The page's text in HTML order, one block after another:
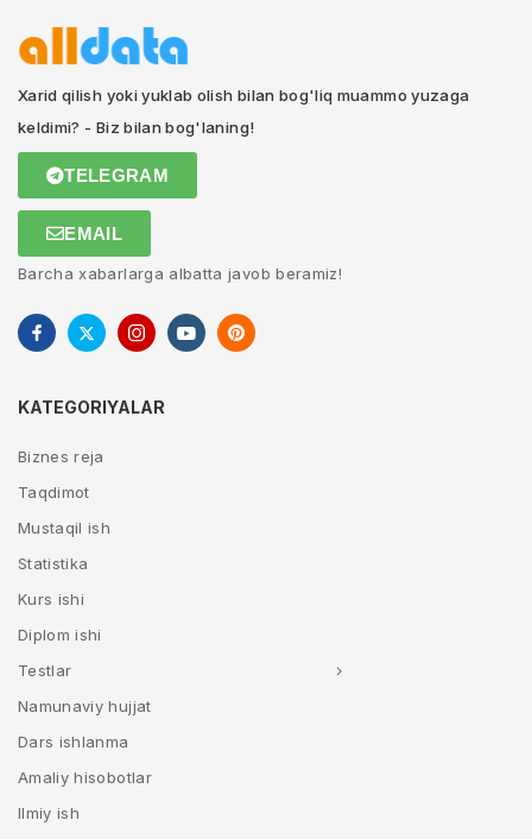
Xarid qilish yoki yuklab olish bilan bog'liq muammo yuzaga
keldimi? - Biz bilan bog'laning!
TELEGRAM
EMAIL
Barcha xabarlarga albatta javob beramiz!
KATEGORIYALAR
Biznes reja
Taqdimot
Mustaqil ish
Statistika
Kurs ishi
Diplom ishi
Testlar
Namunaviy hujjat
Dars ishlanma
Amaliy hisobotlar
Ilmiy ish